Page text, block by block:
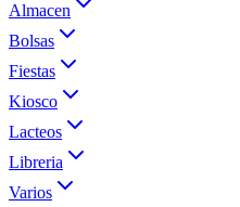
Almacen
Bolsas
Fiestas
Kiosco
Lacteos
Libreria
Varios